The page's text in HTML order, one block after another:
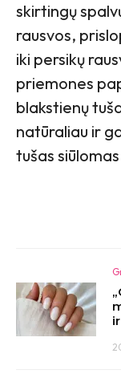
skirtingų
rausvos,
iki persikų
priemones
blakstienų
natūraliau ir
tušas